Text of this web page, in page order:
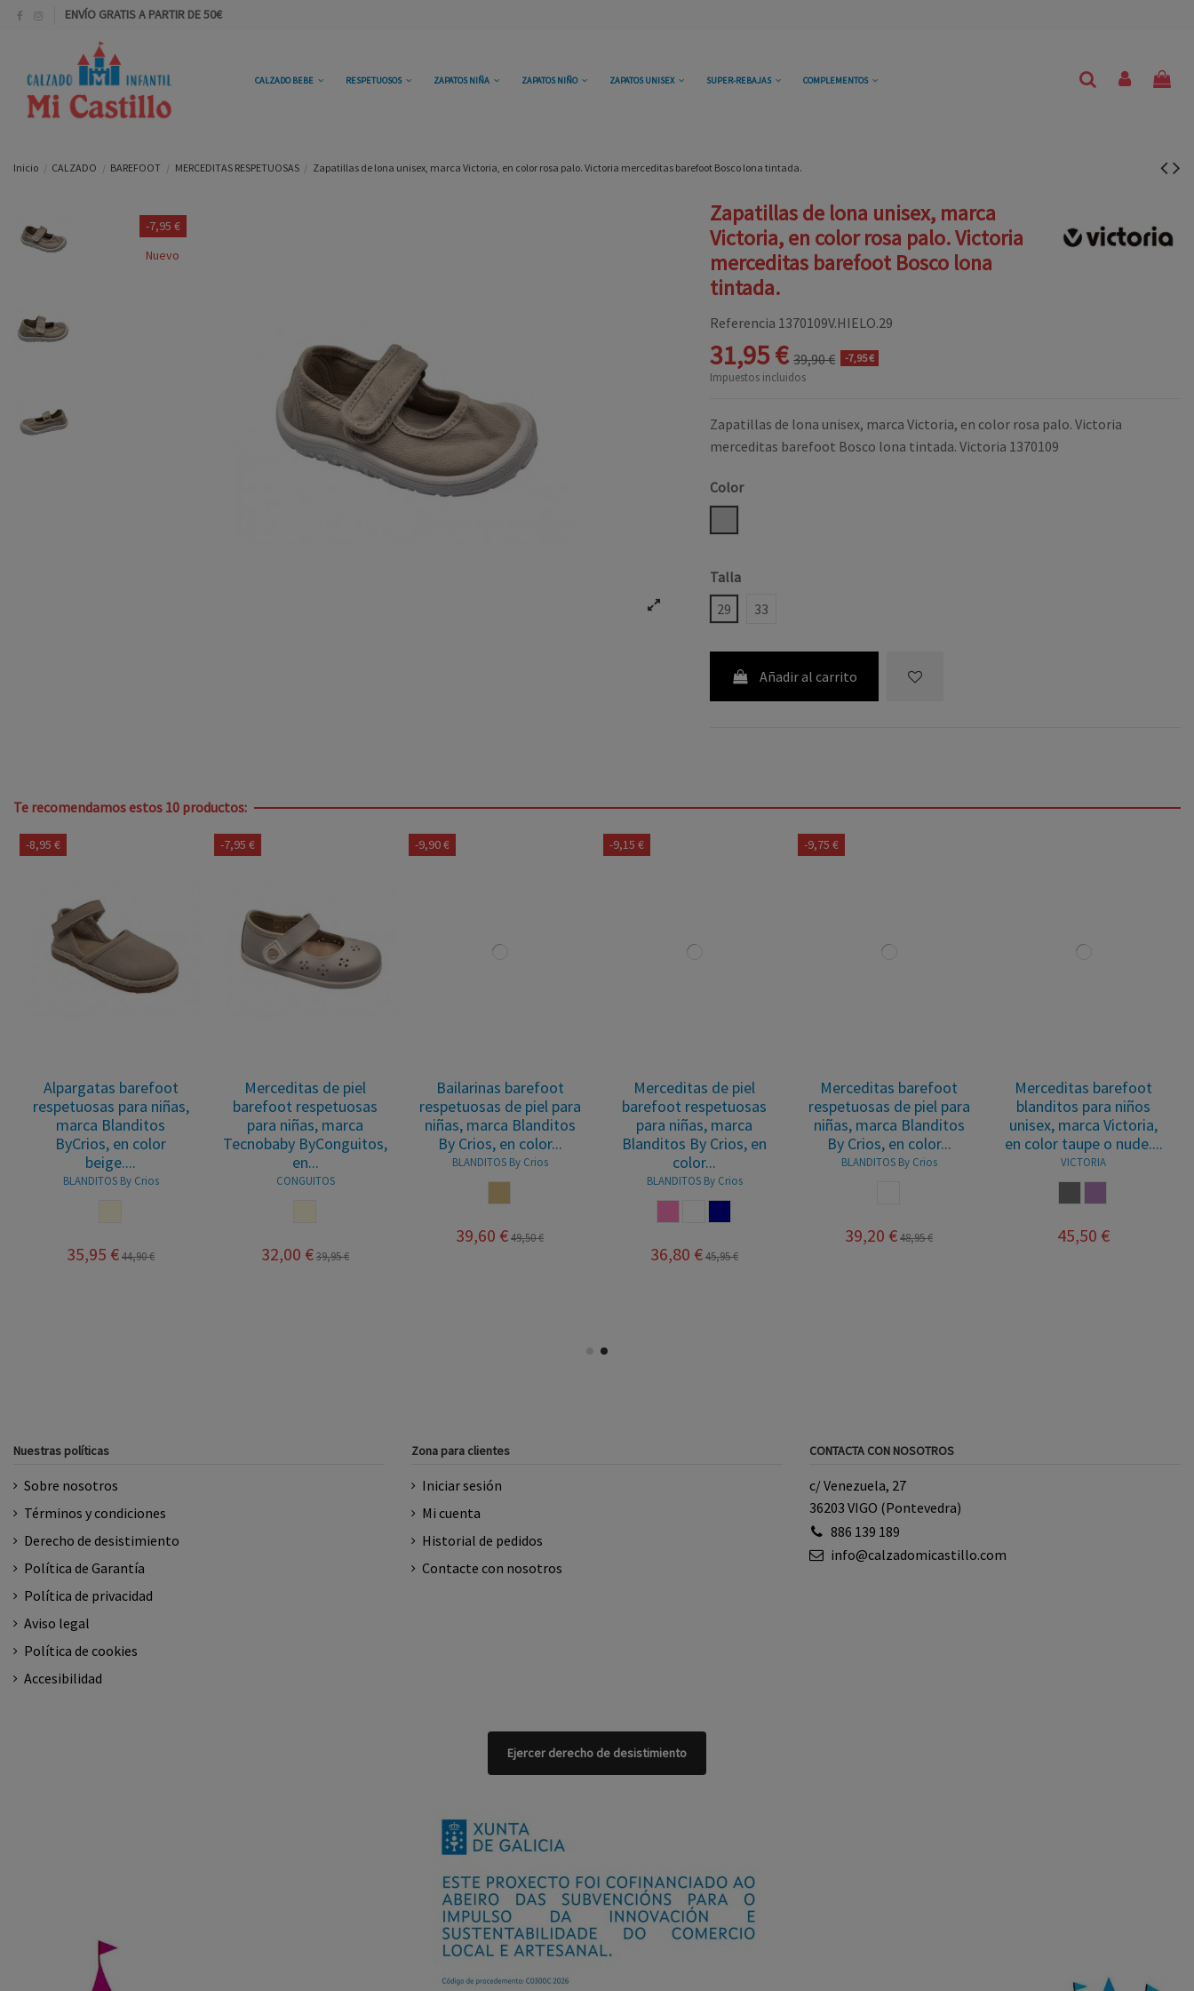
ENVÍO GRATIS A PARTIR DE 50€
CALZADO BEBE RESPETUOSOS ZAPATOS NIÑA ZAPATOS NIÑO ZAPATOS UNISEX SUPER-REBAJAS COMPLEMENTOS
Inicio CALZADO BAREFOOT MERCEDITAS RESPETUOSAS Zapatillas de lona unisex, marca Victoria, en color rosa palo. Victoria merceditas barefoot Bosco lona tintada.
-7,95 €
Nuevo
Zapatillas de lona unisex, marca
Victoria, en color rosa palo. Victoria
merceditas barefoot Bosco lona
tintada.
Referencia 1370109V.HIELO.29
31,95 € 39,90 € -7,95 €
Impuestos incluidos
Zapatillas de lona unisex, marca Victoria, en color rosa palo. Victoria
merceditas barefoot Bosco lona tintada. Victoria 1370109
Color
Talla
29
33
Añadir al carrito
Te recomendamos estos 10 productos:
-8,95 €
Alpargatas barefoot
respetuosas para niñas,
marca Blanditos
ByCrios, en color
beige....
BLANDITOS By Crios
35,95 €44,90 €
-7,95 €
Merceditas de piel
barefoot respetuosas
para niñas, marca
Tecnobaby ByConguitos,
en...
CONGUITOS
32,00 €39,95 €
-9,90 €
Bailarinas barefoot
respetuosas de piel para
niñas, marca Blanditos
By Crios, en color...
BLANDITOS By Crios
39,60 €49,50 €
-9,15 €
Merceditas de piel
barefoot respetuosas
para niñas, marca
Blanditos By Crios, en
color...
BLANDITOS By Crios
36,80 €45,95 €
-9,75 €
Merceditas barefoot
respetuosas de piel para
niñas, marca Blanditos
By Crios, en color...
BLANDITOS By Crios
39,20 €48,95 €
Merceditas barefoot
blanditos para niños
unisex, marca Victoria,
en color taupe o nude....
VICTORIA
45,50 €
Nuestras políticas
Sobre nosotros
Términos y condiciones
Derecho de desistimiento
Política de Garantía
Política de privacidad
Aviso legal
Política de cookies
Accesibilidad
Zona para clientes
Iniciar sesión
Mi cuenta
Historial de pedidos
Contacte con nosotros
CONTACTA CON NOSOTROS
c/ Venezuela, 27
36203 VIGO (Pontevedra)
886 139 189
info@calzadomicastillo.com
Ejercer derecho de desistimiento